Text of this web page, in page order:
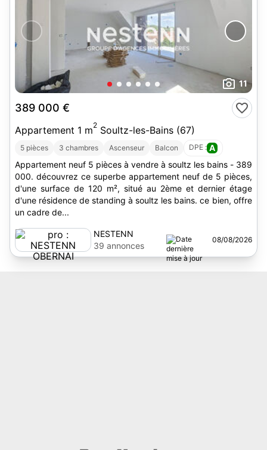
11
389 000 €
Appartement 1 m2 Soultz-les-Bains (67)
5 pièces 3 chambres Ascenseur Balcon DPE : A
Appartement neuf 5 pièces à vendre à soultz les bains - 389
000. découvrez ce superbe appartement neuf de 5 pièces,
d'une surface de 120 m², situé au 2ème et dernier étage
d'une résidence de standing à soultz les bains. ce bien, offre
un cadre de...
NESTENN
OBERNAI
39 annonces
08/08/2026